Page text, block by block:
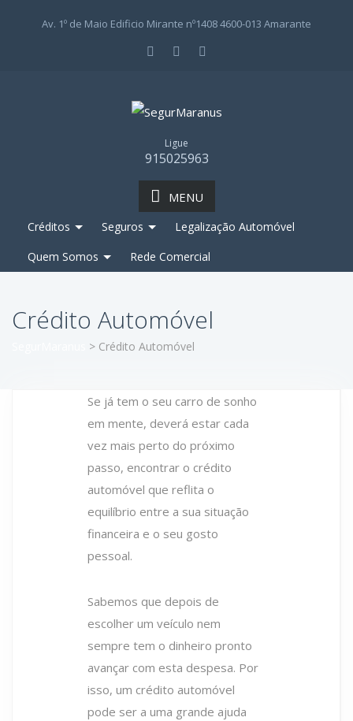
Av. 1º de Maio Edificio Mirante nº1408 4600-013 Amarante
Ligue
915025963
MENU
Créditos Seguros
Legalização Automóvel
Quem Somos
Rede Comercial
Crédito Automóvel
> Crédito Automóvel
Se já tem o seu carro de sonho
em mente, deverá estar cada
vez mais perto do próximo
passo, encontrar o crédito
automóvel que reflita o
equilíbrio entre a sua situação
financeira e o seu gosto
pessoal.
Sabemos que depois de
escolher um veículo nem
sempre tem o dinheiro pronto
avançar com esta despesa. Por
isso, um crédito automóvel
pode ser a uma grande ajuda